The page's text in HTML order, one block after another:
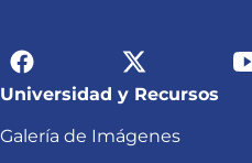
Universidad y Recursos
Galería de Imágenes